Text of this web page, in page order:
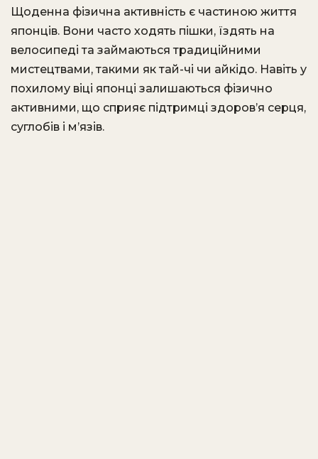
Щоденна фізична активність є частиною життя
японців. Вони часто ходять пішки, їздять на
велосипеді та займаються традиційними
мистецтвами, такими як тай-чі чи айкідо. Навіть у
похилому віці японці залишаються фізично
активними, що сприяє підтримці здоров’я серця,
суглобів і м’язів.